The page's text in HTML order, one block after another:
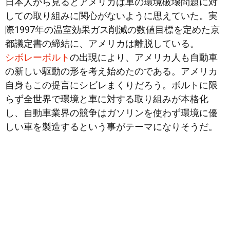
しての取り組みに関心がないように思えていた。実
際1997年の温室効果ガス削減の数値目標を定めた京
都議定書の締結に、アメリカは離脱している。
シボレーボルトの出現により、アメリカ人も自動車
の新しい駆動の形を考え始めたのである。アメリカ
自身もこの提言にシビレまくりだろう。ボルトに限
らず全世界で環境と車に対する取り組みが本格化
し、自動車業界の競争はガソリンを使わず環境に優
しい車を製造するという事がテーマになりそうだ。